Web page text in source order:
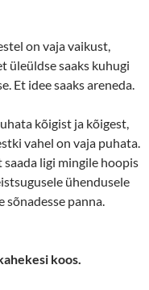
on vaja vaikust,
üleüldse saaks kuhugi
Et idee saaks areneda.
kõigist ja kõigest,
vahel on vaja puhata.
ligi mingile hoopis
ühendusele
sõnadesse panna.
koos.